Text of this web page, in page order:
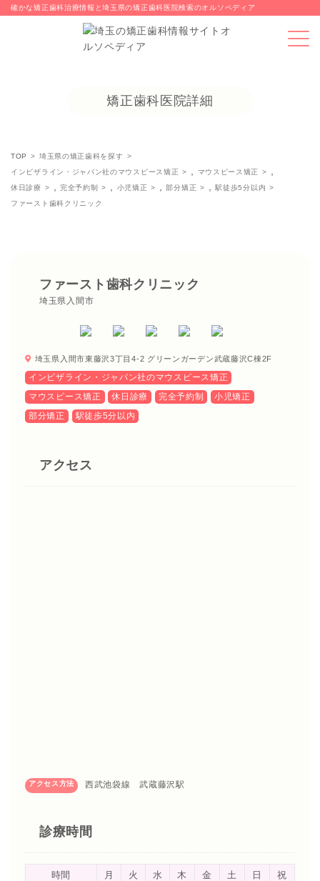
確かな矯正歯科治療情報と埼玉県の矯正歯科医院検索のオルソペディア
矯正歯科医院詳細
TOP
埼玉県の矯正歯科を探す
インビザライン・ジャパン社のマウスピース矯正
マウスピース矯正
休日診療 完全予約制 小児矯正 ,部分矯正 ,駅徒歩5分以内
ファースト歯科クリニック
ファースト歯科クリニック
埼玉県入間市
埼玉県入間市東藤沢3丁目4-2 グリーンガーデン武蔵藤沢C棟2F
インビザライン・ジャパン社のマウスピース矯正
マウスピース矯正
休日診療 完全予約制
小児矯正
部分矯正
駅徒歩5分以内
アクセス
アクセス方法 西武池袋線 武蔵藤沢駅
診療時間
時間 月 火 水 木 金 土 日 祝